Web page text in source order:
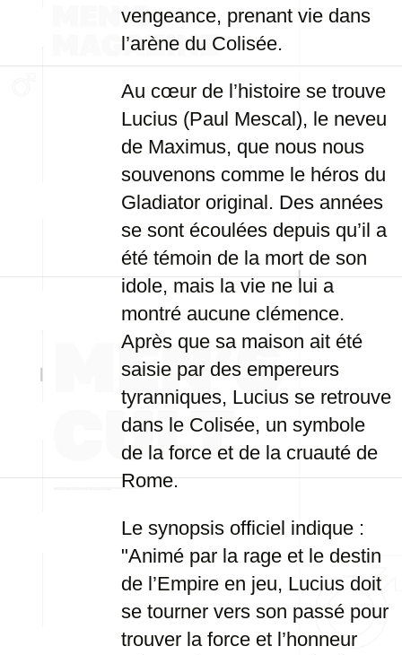
vengeance, prenant vie dans
l’arène du Colisée.
Au cœur de l’histoire se trouve
Lucius (Paul Mescal), le neveu
de Maximus, que nous nous
souvenons comme le héros du
Gladiator original. Des années
se sont écoulées depuis qu’il a
été témoin de la mort de son
idole, mais la vie ne lui a
montré aucune clémence.
Après que sa maison ait été
saisie par des empereurs
tyranniques, Lucius se retrouve
dans le Colisée, un symbole
de la force et de la cruauté de
Rome.
Le synopsis officiel indique :
"Animé par la rage et le destin
de l’Empire en jeu, Lucius doit
se tourner vers son passé pour
trouver la force et l’honneur